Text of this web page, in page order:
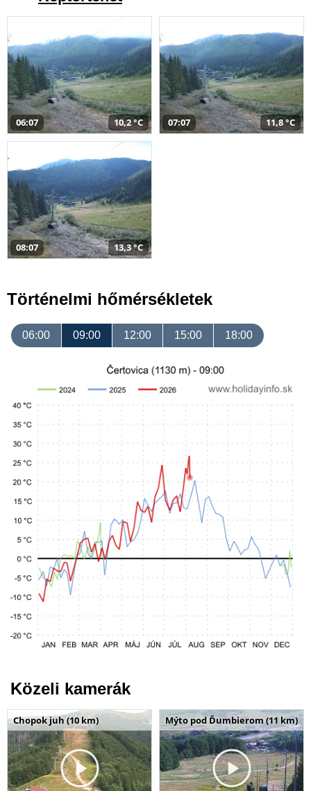
06:07 10,2 °C 07:07 11,8 °C
08:07 13,3 °C
Történelmi hőmérsékletek
06:00 09:00 12:00 15:00 18:00
Közeli kamerák
Chopok juh (10 km) Mýto pod Ďumbierom (11 km)